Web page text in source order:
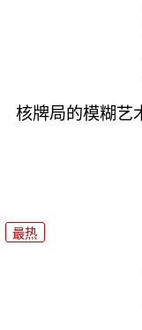
核牌局的模糊艺
最热